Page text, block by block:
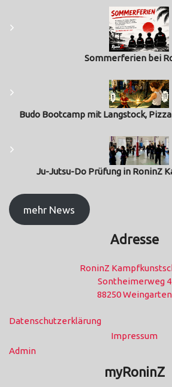
Sommerferien bei
Budo Bootcamp mit Langstock,
Ju-Jutsu-Do Prüfung in RoninZ
mehr News
Adresse
RoninZ
Sontheimerweg 4
88250 Weingarten
Datenschutzerklärung
Impressum
Admin
myRoninZ